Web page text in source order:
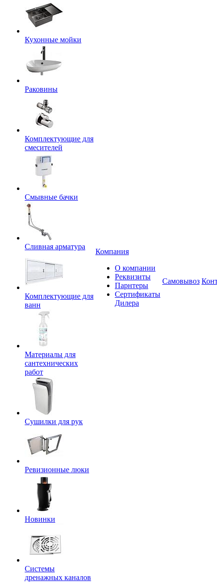
Кухонные мойки
Раковины
Комплектующие для
смесителей
Смывные бачки
Сливная арматура
Комплектующие для
ванн
Материалы для
сантехнических
работ
Сушилки для рук
Ревизионные люки
Новинки
Системы
дренажных каналов
Компания
О компании
Реквизиты
Парнтеры
Сертификаты
Дилера
Самовывоз